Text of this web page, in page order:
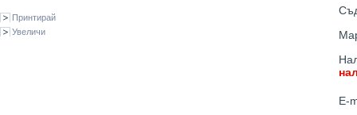
Принтирай
Увеличи
E-